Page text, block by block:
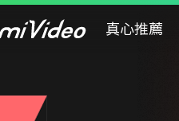
真心推薦